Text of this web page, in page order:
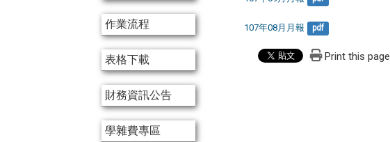
作業流程
表格下載
財務資訊公告
學雜費專區
107年08月月報 pdf
Print this page